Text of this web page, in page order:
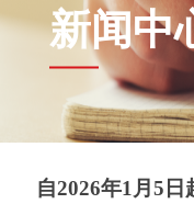
新闻中
自2026年1月5